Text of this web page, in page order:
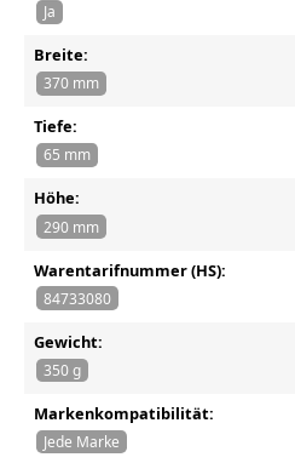
Ja
Breite:
370 mm
Tiefe:
65 mm
Höhe:
290 mm
Warentarifnummer (HS):
84733080
Gewicht:
350 g
Markenkompatibilität:
Jede Marke